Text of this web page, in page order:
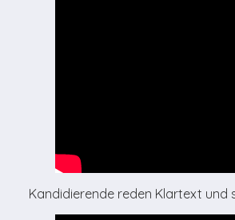
Kandidierende reden Klartext und